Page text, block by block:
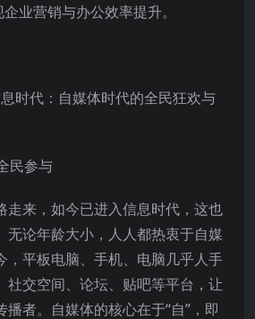
业营销与办公效率提升。
时代：自媒体时代的全民狂欢与
民参与
走来，如今已进入信息时代，这也
无论年龄大小，人人都热衷于自媒
，平板电脑、手机、电脑几乎人手
社交空间、论坛、贴吧等平台，让
者。自媒体的核心在于“自”，即